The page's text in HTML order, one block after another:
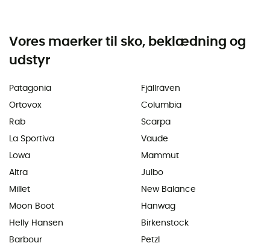
Vores maerker til sko, beklædning og
udstyr
Patagonia
Ortovox
Rab
La Sportiva
Lowa
Altra
Millet
Moon Boot
Helly Hansen
Barbour
Fjällräven
Columbia
Scarpa
Vaude
Mammut
Julbo
New Balance
Hanwag
Birkenstock
Petzl